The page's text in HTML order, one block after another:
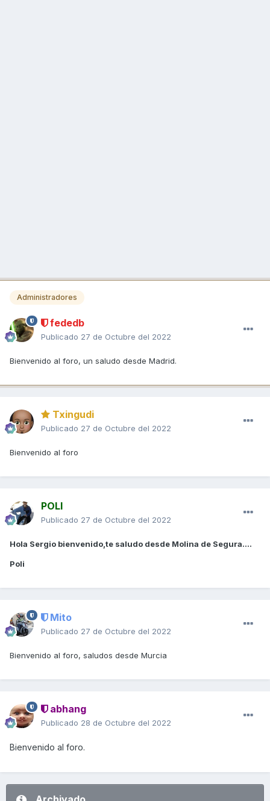
Administradores
fededb
Publicado 27 de Octubre del 2022
Bienvenido al foro, un saludo desde Madrid.
Txingudi
Publicado 27 de Octubre del 2022
Bienvenido al foro
POLI
Publicado 27 de Octubre del 2022
Hola Sergio bienvenido,te saludo desde Molina de Segura....
Poli
Mito
Publicado 27 de Octubre del 2022
Bienvenido al foro, saludos desde Murcia
abhang
Publicado 28 de Octubre del 2022
Bienvenido al foro.